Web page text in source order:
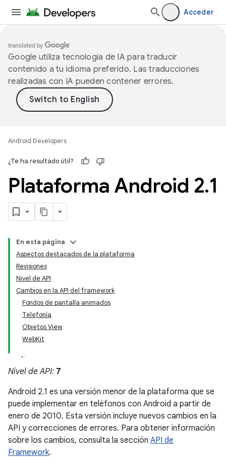
Acceder
Google utiliza tecnología de IA para traducir
contenido a tu idioma preferido. Las traducciones
realizadas con IA pueden contener errores.
Android Developers
¿Te ha resultado útil?
Plataforma Android 2.1
En esta página
Aspectos destacados de la plataforma
Revisiones
Nivel de API
Cambios en la API del framework
Fondos de pantalla animados
Telefonía
Objetos View
WebKit
Nivel de API: 7
Android 2.1 es una versión menor de la plataforma que se
puede implementar en teléfonos con Android a partir de
enero de 2010. Esta versión incluye nuevos cambios en la
API y correcciones de errores. Para obtener información
sobre los cambios, consulta la sección API de
Framework.